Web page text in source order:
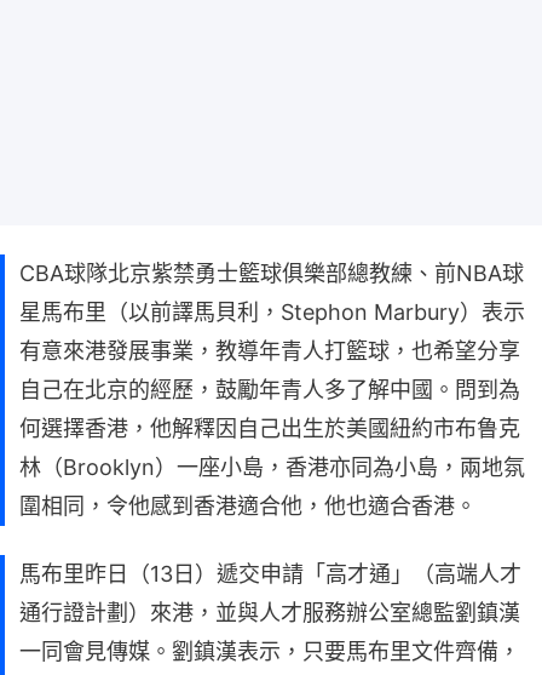
CBA球隊北京紫禁勇士籃球俱樂部總教練、前NBA球
星馬布里（以前譯馬貝利，Stephon Marbury）表示
有意來港發展事業，教導年青人打籃球，也希望分享
自己在北京的經歷，鼓勵年青人多了解中國。問到為
何選擇香港，他解釋因自己出生於美國紐約市布鲁克
林（Brooklyn）一座小島，香港亦同為小島，兩地氛
圍相同，令他感到香港適合他，他也適合香港。
馬布里昨日（13日）遞交申請「高才通」（高端人才
通行證計劃）來港，並與人才服務辦公室總監劉鎮漢
一同會見傳媒。劉鎮漢表示，只要馬布里文件齊備，